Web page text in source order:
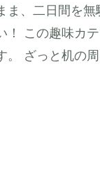
ま、二日間を
！ この趣味カ
。 ざっと机の